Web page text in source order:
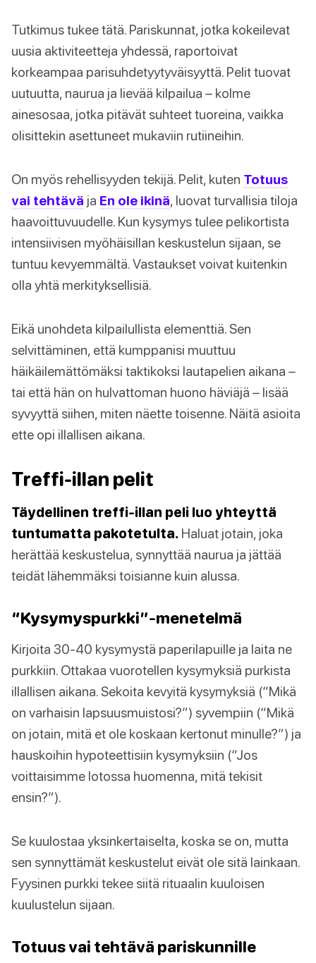
Tutkimus tukee tätä. Pariskunnat, jotka kokeilevat
uusia aktiviteetteja yhdessä, raportoivat
korkeampaa parisuhdetyytyväisyyttä. Pelit tuovat
uutuutta, naurua ja lievää kilpailua – kolme
ainesosaa, jotka pitävät suhteet tuoreina, vaikka
olisittekin asettuneet mukaviin rutiineihin.
On myös rehellisyyden tekijä. Pelit, kuten Totuus
vai tehtävä ja En ole ikinä, luovat turvallisia tiloja
haavoittuvuudelle. Kun kysymys tulee pelikortista
intensiivisen myöhäisillan keskustelun sijaan, se
tuntuu kevyemmältä. Vastaukset voivat kuitenkin
olla yhtä merkityksellisiä.
Eikä unohdeta kilpailullista elementtiä. Sen
selvittäminen, että kumppanisi muuttuu
häikäilemättömäksi taktikoksi lautapelien aikana –
tai että hän on hulvattoman huono häviäjä – lisää
syvyyttä siihen, miten näette toisenne. Näitä asioita
ette opi illallisen aikana.
Treffi-illan pelit
Täydellinen treffi-illan peli luo yhteyttä
tuntumatta pakotetulta. Haluat jotain, joka
herättää keskustelua, synnyttää naurua ja jättää
teidät lähemmäksi toisianne kuin alussa.
“Kysymyspurkki”-menetelmä
Kirjoita 30-40 kysymystä paperilapuille ja laita ne
purkkiin. Ottakaa vuorotellen kysymyksiä purkista
illallisen aikana. Sekoita kevyitä kysymyksiä (“Mikä
on varhaisin lapsuusmuistosi?”) syvempiin (“Mikä
on jotain, mitä et ole koskaan kertonut minulle?”) ja
hauskoihin hypoteettisiin kysymyksiin (“Jos
voittaisimme lotossa huomenna, mitä tekisit
ensin?”).
Se kuulostaa yksinkertaiselta, koska se on, mutta
sen synnyttämät keskustelut eivät ole sitä lainkaan.
Fyysinen purkki tekee siitä rituaalin kuuloisen
kuulustelun sijaan.
Totuus vai tehtävä pariskunnille